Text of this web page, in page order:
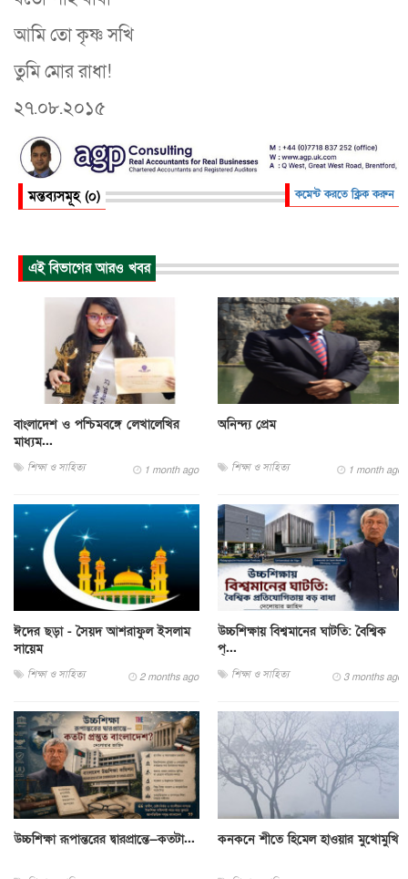
আমি তো কৃষ্ণ সখি
তুমি মোর রাধা!
২৭.০৮.২০১৫
মন্তব্যসমূহ (০) কমেন্ট করতে ক্লিক করুন
এই বিভাগের আরও খবর
বাংলাদেশ ও পশ্চিমবঙ্গে লেখালেখির
মাধ্যম...
শিক্ষা ও সাহিত্য 1 month ago
অনিন্দ্য প্রেম
শিক্ষা ও সাহিত্য 1 month ago
ঈদের ছড়া - সৈয়দ আশরাফুল ইসলাম
সায়েম
শিক্ষা ও সাহিত্য 2 months ago
উচ্চশিক্ষায় বিশ্বমানের ঘাটতি: বৈশ্বিক
প্...
শিক্ষা ও সাহিত্য 3 months ago
উচ্চশিক্ষা রূপান্তরের দ্বারপ্রান্তে—কতটা... কনকনে শীতে হিমেল হাওয়ার মুখোমুখি